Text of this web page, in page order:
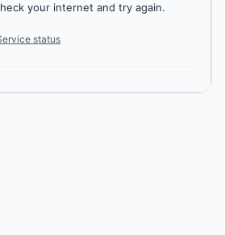
your internet and try again.
status